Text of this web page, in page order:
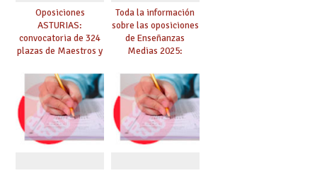
Oposiciones
ASTURIAS:
convocatoria de 324
plazas de Maestros y
Catedráticos de
Música y Artes
Escénicas
Toda la información
sobre las oposiciones
de Enseñanzas
Medias 2025:
DEFINITIVO DE
ASPIRANTES
SELECCIONADOS